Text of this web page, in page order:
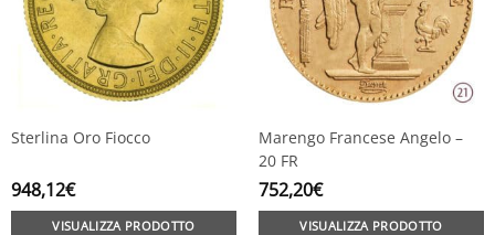
Sterlina Oro Fiocco
948,12€
VISUALIZZA PRODOTTO
Marengo Francese Angelo –
20 FR
752,20€
VISUALIZZA PRODOTTO